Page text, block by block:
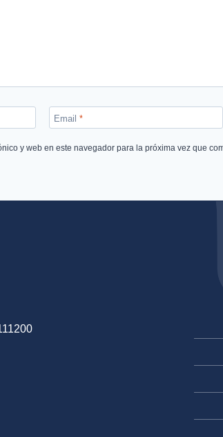
Email *
y web en este navegador para la próxima vez que